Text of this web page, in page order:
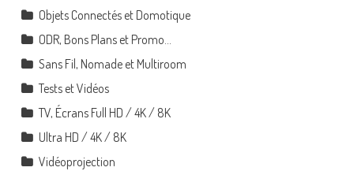
Objets Connectés et Domotique
ODR, Bons Plans et Promo…
Sans Fil, Nomade et Multiroom
Tests et Vidéos
TV, Écrans Full HD / 4K / 8K
Ultra HD / 4K / 8K
Vidéoprojection